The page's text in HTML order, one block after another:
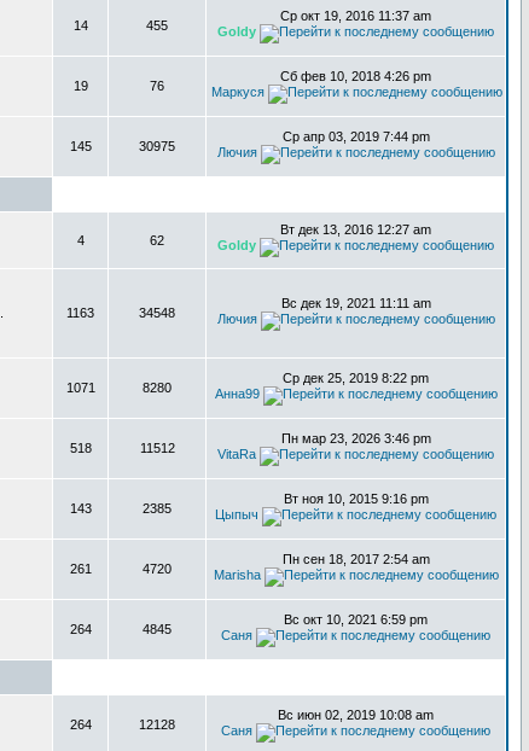
14 455
Ср окт 19, 2016 11:37 am
Goldy
19 76
Сб фев 10, 2018 4:26 pm
Маркуся
145 30975
Ср апр 03, 2019 7:44 pm
Лючия
4 62
Вт дек 13, 2016 12:27 am
Goldy
1163 34548
Вс дек 19, 2021 11:11 am
Лючия
1071 8280
Ср дек 25, 2019 8:22 pm
Анна99
518 11512
Пн мар 23, 2026 3:46 pm
VitaRa
143 2385
Вт ноя 10, 2015 9:16 pm
Цыпыч
261 4720
Пн сен 18, 2017 2:54 am
Marisha
264 4845
Вс окт 10, 2021 6:59 pm
Саня
264 12128
Вс июн 02, 2019 10:08 am
Саня